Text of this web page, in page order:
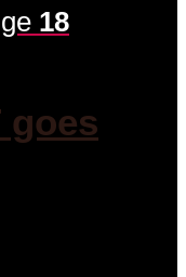
18
goes